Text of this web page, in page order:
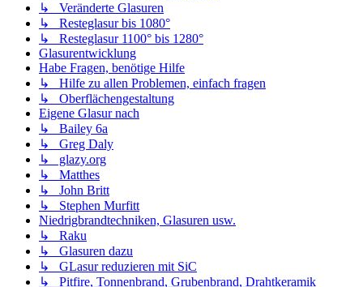
↳ Veränderte Glasuren
↳ Resteglasur bis 1080°
↳ Resteglasur 1100° bis 1280°
Glasurentwicklung
Habe Fragen, benötige Hilfe
↳ Hilfe zu allen Problemen, einfach fragen
↳ Oberflächengestaltung
Eigene Glasur nach
↳ Bailey 6a
↳ Greg Daly
↳ glazy.org
↳ Matthes
↳ John Britt
↳ Stephen Murfitt
Niedrigbrandtechniken, Glasuren usw.
↳ Raku
↳ Glasuren dazu
↳ GLasur reduzieren mit SiC
↳ Pitfire, Tonnenbrand, Grubenbrand, Drahtkeramik